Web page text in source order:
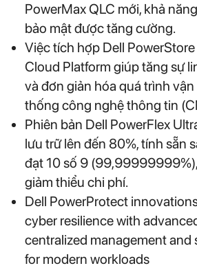
PowerMax QLC mới, khả
bảo mật được tăng cường.
Việc tích hợp Dell
Cloud Platform giúp tăng sự
và đơn giản hóa quá trình
thống công nghệ thông tin
Phiên bản Dell PowerFlex
lưu trữ lên đến 80%, tính sẵn
đạt 10 số 9
giảm thiểu chi phí.
Dell PowerProtect
cyber resilience with
centralized management and
for modern workloads